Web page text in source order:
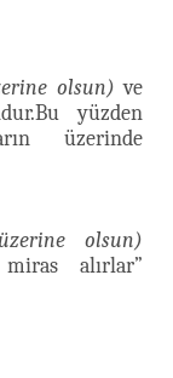
olsun) ve
yüzden
üzerinde
olsun)
alırlar”